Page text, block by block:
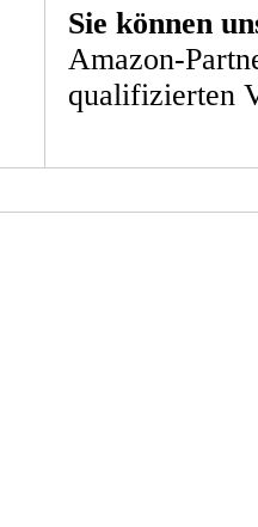
Sie können
Amazon-
qualifizierten